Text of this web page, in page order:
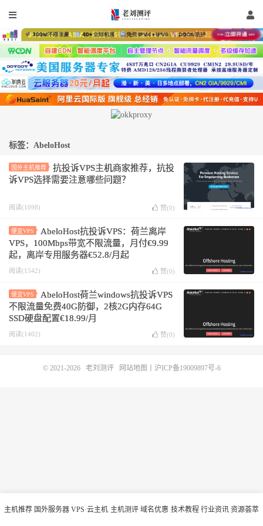
标签：AbeloHost
国外主机推荐
抗投诉VPS主机商家推荐，抗投
诉VPS选择需要注意哪些问题？
阅读(1098) 赞(0)
便宜VPS
AbeloHost抗投诉VPS：荷兰离岸
VPS，100Mbps带宽不限流量，月付€9.99
起，离岸专用服务器€52.8/月起
阅读(1542) 赞(0)
便宜VPS
AbeloHost荷兰windows抗投诉VPS
不限流量免费40G防御，2核2G内存64G
SSD硬盘配置€18.99/月
阅读(1402) 赞(0)
主机推荐 国外服务器 VPS·云主机 主机测评 域名优惠 技术教程 行业资讯 资源荟萃
© 2021-2026 老刘测评 网站地图 沪ICP备19009897号-6